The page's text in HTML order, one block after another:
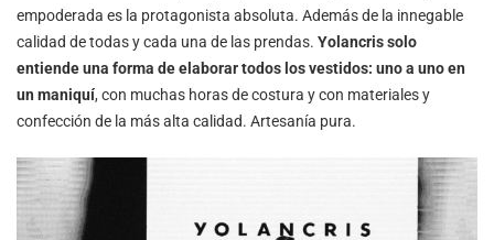
empoderada es la protagonista absoluta. Además de la innegable
calidad de todas y cada una de las prendas. Yolancris solo
entiende una forma de elaborar todos los vestidos: uno a uno en
un maniquí, con muchas horas de costura y con materiales y
confección de la más alta calidad. Artesanía pura.